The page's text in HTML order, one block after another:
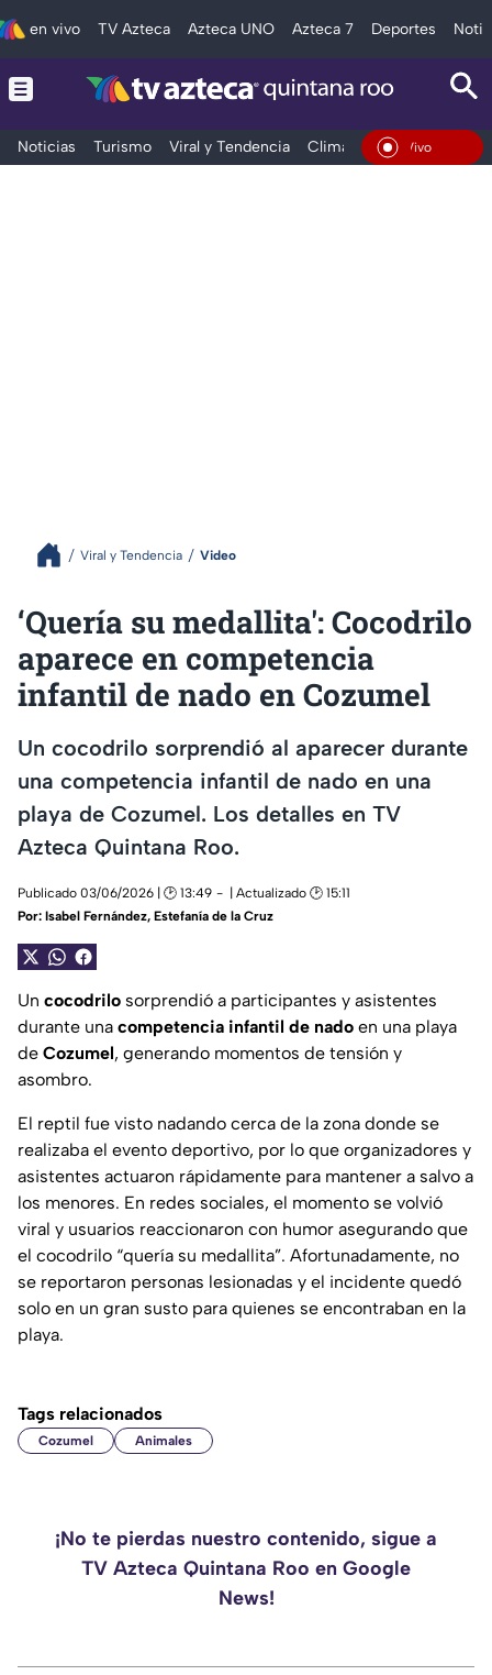
en vivo TV Azteca Azteca UNO Azteca 7 Deportes
Noticias Turismo Viral y Tendencia Clima Tráfico
En Vivo
Viral y Tendencia Video
‘Quería su medallita': Cocodrilo
aparece en competencia
infantil de nado en Cozumel
Un cocodrilo sorprendió al aparecer durante
una competencia infantil de nado en una
playa de Cozumel. Los detalles en TV
Azteca Quintana Roo.
Publicado 03/06/2026 | 🕑 13:49
| Actualizado 🕑 15:11
Por: Isabel Fernández, Estefanía de la Cruz
Un cocodrilo sorprendió a participantes y asistentes
durante una competencia infantil de nado en una playa
de Cozumel, generando momentos de tensión y
asombro.
El reptil fue visto nadando cerca de la zona donde se
realizaba el evento deportivo, por lo que organizadores y
asistentes actuaron rápidamente para mantener a salvo a
los menores. En redes sociales, el momento se volvió
viral y usuarios reaccionaron con humor asegurando que
el cocodrilo “quería su medallita”. Afortunadamente, no
se reportaron personas lesionadas y el incidente quedó
solo en un gran susto para quienes se encontraban en la
playa.
Tags relacionados
Cozumel Animales
¡No te pierdas nuestro contenido, sigue a
TV Azteca Quintana Roo en Google
News!